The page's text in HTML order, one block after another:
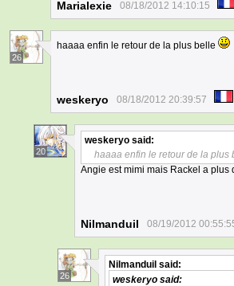
Marialexie 08/18/2012 14:10:15
26
haaaa enfin le retour de la plus belle
weskeryo 08/18/2012 20:39:57
20
weskeryo said:
haaaa enfin le retour de la plus
Angie est mimi mais Rackel a plus
Nilmanduil 08/19/2012
26
Nilmanduil said:
weskeryo said: